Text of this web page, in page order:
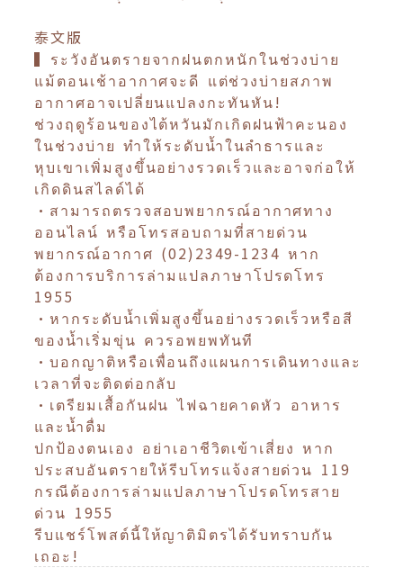
泰文版
▍ระวังอันตรายจากฝนตกหนักในช่วงบ่าย
แม้ตอนเช้าอากาศจะดี แต่ช่วงบ่ายสภาพ
อากาศอาจเปลี่ยนแปลงกะทันหัน!
ช่วงฤดูร้อนของไต้หวันมักเกิดฝนฟ้าคะนอง
ในช่วงบ่าย ทำให้ระดับน้ำในลำธารและ
หุบเขาเพิ่มสูงขึ้นอย่างรวดเร็วและอาจก่อให้
เกิดดินสไลด์ได้
•สามารถตรวจสอบพยากรณ์อากาศทาง
ออนไลน์ หรือโทรสอบถามที่สายด่วน
พยากรณ์อากาศ (02)2349-1234 หาก
ต้องการบริการล่ามแปลภาษาโปรดโทร
1955
•หากระดับน้ำเพิ่มสูงขึ้นอย่างรวดเร็วหรือสี
ของน้ำเริ่มขุ่น ควรอพยพทันที
•บอกญาติหรือเพื่อนถึงแผนการเดินทางและ
เวลาที่จะติดต่อกลับ
•เตรียมเสื้อกันฝน ไฟฉายคาดหัว อาหาร
และน้ำดื่ม
ปกป้องตนเอง อย่าเอาชีวิตเข้าเสี่ยง หาก
ประสบอันตรายให้รีบโทรแจ้งสายด่วน 119
กรณีต้องการล่ามแปลภาษาโปรดโทรสาย
ด่วน 1955
รีบแชร์โพสต์นี้ให้ญาติมิตรได้รับทราบกัน
เถอะ!